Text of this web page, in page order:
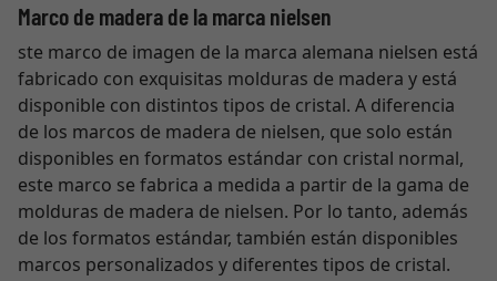
Marco de madera de la marca nielsen
ste marco de imagen de la marca alemana nielsen está
fabricado con exquisitas molduras de madera y está
disponible con distintos tipos de cristal. A diferencia
de los marcos de madera de nielsen, que solo están
disponibles en formatos estándar con cristal normal,
este marco se fabrica a medida a partir de la gama de
molduras de madera de nielsen. Por lo tanto, además
de los formatos estándar, también están disponibles
marcos personalizados y diferentes tipos de cristal.